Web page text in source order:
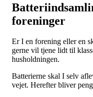
foreninger
Er I en forening eller en
gerne vil tjene lidt til
husholdningen.
Batterierne skal I selv
vejet. Herefter bliver